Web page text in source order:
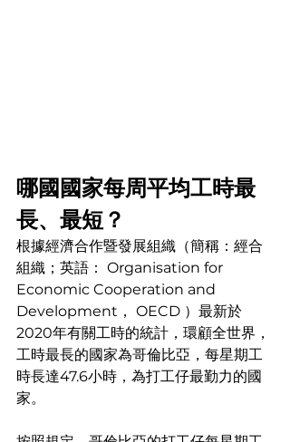
哪國國家每周平均工時最
長、最短？
根據經濟合作暨發展組織（簡稱：經合
組織；英語： Organisation for
Economic Cooperation and
Development， OECD ）最新於
2020年有關工時的統計，環顧全世界，
工時最長的國家為哥倫比亞，每星期工
時長達47.6小時，為打工仔最勤力的國
家。